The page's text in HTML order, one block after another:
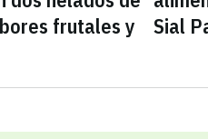
frutales y
Sial